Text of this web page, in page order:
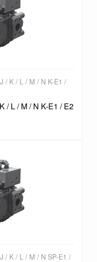
/ K / L / M / N K-E1 /
/ L / M / N K-E1 / E2
/ K / L / M / N SP-E1 /